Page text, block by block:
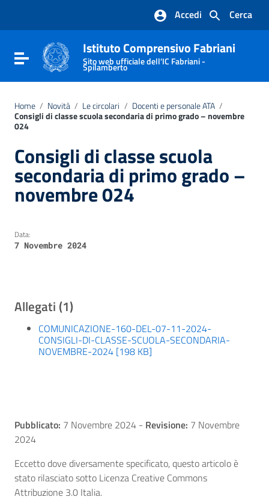
Vai al footer
Cerca
Accedi
Attiva / disattiva la navigazione
Istituto Comprensivo Fabriani
Sito web ufficiale dell'IC Fabriani -
Spilamberto
Home / Novità / Le circolari / Docenti e personale ATA /
Consigli di classe scuola secondaria di primo grado – novembre
024
Consigli di classe scuola
secondaria di primo grado –
novembre 024
Data:
7 Novembre 2024
Allegati (1)
COMUNICAZIONE-160-DEL-07-11-2024-
CONSIGLI-DI-CLASSE-SCUOLA-SECONDARIA-
NOVEMBRE-2024 [198 KB]
Pubblicato: 7 Novembre 2024 - Revisione: 7 Novembre
2024
Eccetto dove diversamente specificato, questo articolo è
stato rilasciato sotto Licenza Creative Commons
Attribuzione 3.0 Italia.